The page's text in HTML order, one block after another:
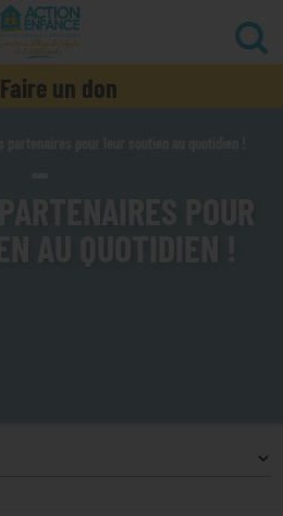
Faire un don